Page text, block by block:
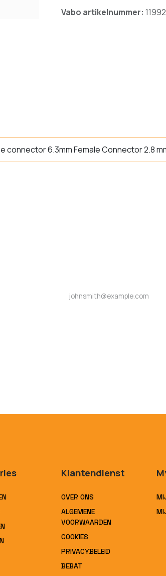
Vabo artikelnummer: 11992
connector 6.3mm Female Connector 2.8
Klantendienst
OVER ONS
ALGEMENE
VOORWAARDEN
COOKIES
PRIVACYBELEID
BEBAT